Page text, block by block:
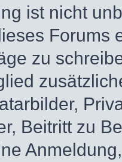
ist nicht
Forums
zu
Beitritt zu